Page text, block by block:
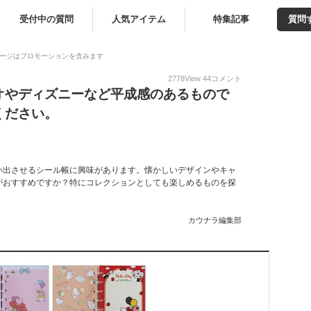
受付中の質問 人気アイテム 特集記事 質問
ジはプロモーションを含みます
2778View 44コメント
ディズニーなど平成感のあるもので
さい。
させるシール帳に興味があります。懐かしいデザインやキャ
すすめですか？特にコレクションとしても楽しめるものを探
カウナラ編集部